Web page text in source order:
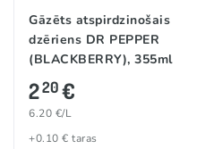
Gāzēts atspirdzinošais
dzēriens DR PEPPER
(BLACKBERRY), 355ml
220€
6.20 €/L
+0.10 € taras